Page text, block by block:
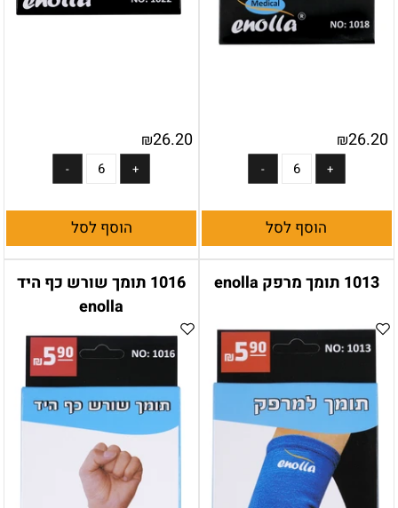
₪26.20
הוסף לסל
₪26.20
הוסף לסל
1013 תומך מרפק enolla
1016 תומך שורש כף היד
enolla